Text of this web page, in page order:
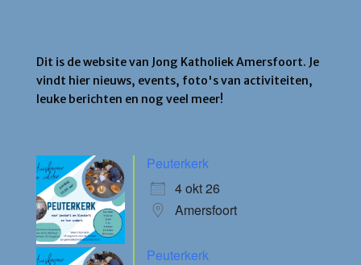
Dit is de website van Jong Katholiek Amersfoort. Je
vindt hier nieuws, events, foto's van activiteiten,
leuke berichten en nog veel meer!
Peuterkerk
4 okt 26
Amersfoort
Peuterkerk